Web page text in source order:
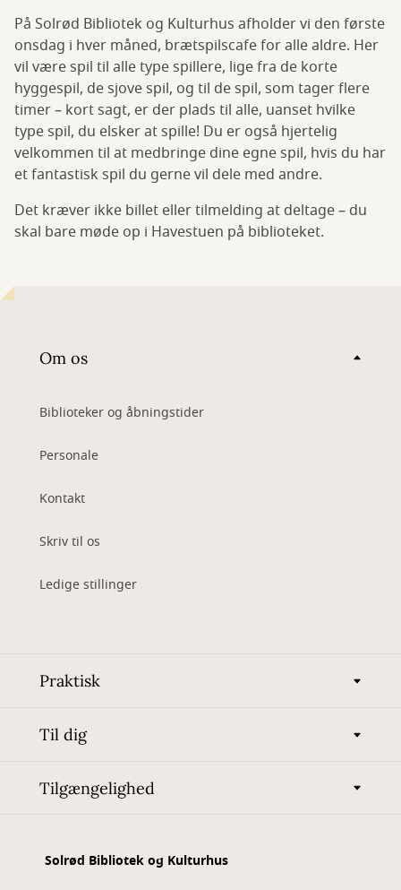
På Solrød Bibliotek og Kulturhus afholder vi den første
onsdag i hver måned, brætspilscafe for alle aldre. Her
vil være spil til alle type spillere, lige fra de korte
hyggespil, de sjove spil, og til de spil, som tager flere
timer – kort sagt, er der plads til alle, uanset hvilke
type spil, du elsker at spille! Du er også hjertelig
velkommen til at medbringe dine egne spil, hvis du har
et fantastisk spil du gerne vil dele med andre.
Det kræver ikke billet eller tilmelding at deltage – du
skal bare møde op i Havestuen på biblioteket.
Om os
Biblioteker og åbningstider
Personale
Kontakt
Skriv til os
Ledige stillinger
Praktisk
Til dig
Tilgængelighed
Solrød Bibliotek og Kulturhus